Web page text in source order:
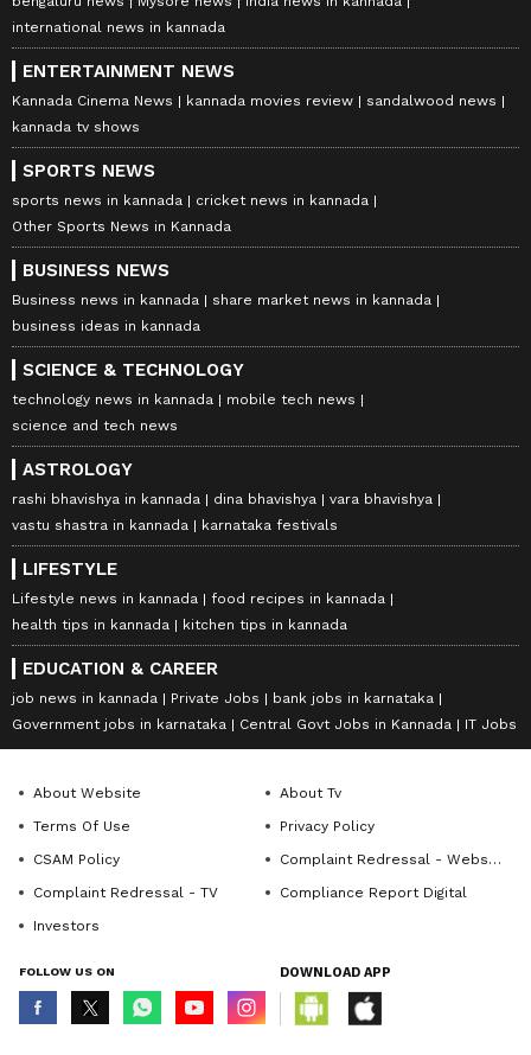
international news in kannada
ENTERTAINMENT NEWS
Kannada Cinema News kannada movies review
sandalwood news
kannada tv shows
SPORTS NEWS
sports news in kannada
cricket news in kannada
Other Sports News in Kannada
BUSINESS NEWS
Business news in kannada
share market news in kannada
business ideas in kannada
SCIENCE & TECHNOLOGY
technology news in kannada
mobile tech news
science and tech news
ASTROLOGY
rashi bhavishya in kannada dina bhavishya
vara bhavishya
vastu shastra in kannada
karnataka festivals
LIFESTYLE
Lifestyle news in kannada
food recipes in kannada
health tips in kannada
kitchen tips in kannada
EDUCATION & CAREER
job news in kannada Private Jobs
bank jobs in karnataka
Government jobs in karnataka
Central Govt Jobs in Kannada IT Jobs
About Website
About Tv
Terms Of Use
Privacy Policy
CSAM Policy
Complaint Redressal - Website
Complaint Redressal - TV
Compliance Report Digital
Investors
FOLLOW US ON DOWNLOAD APP